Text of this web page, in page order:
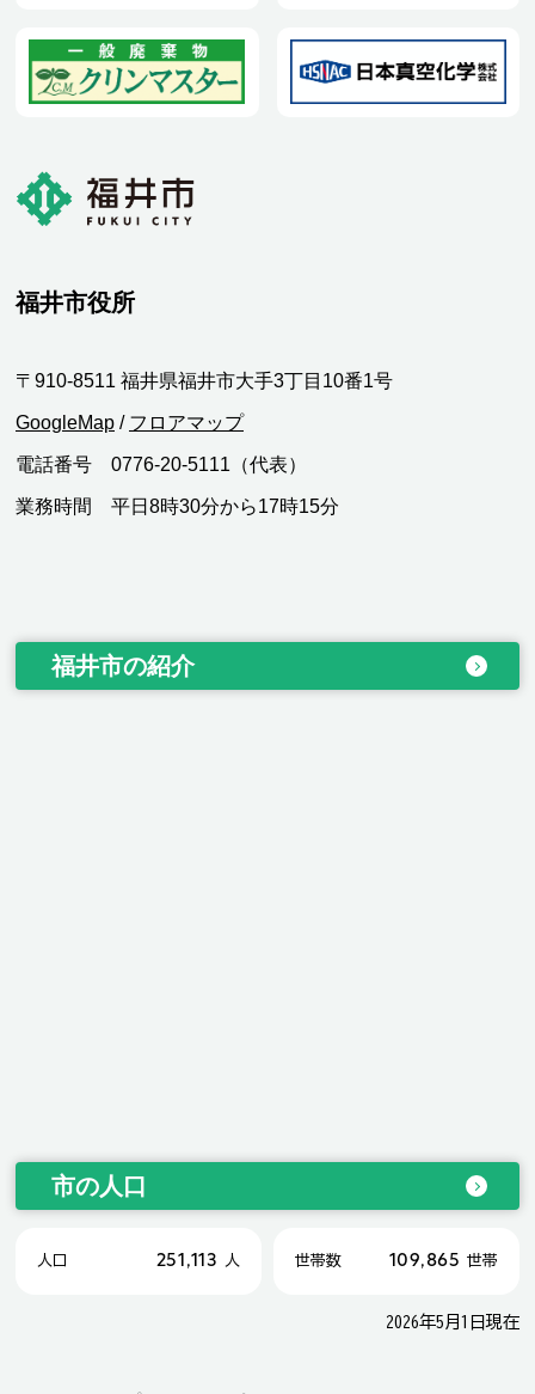
福井市役所
〒910-8511 福井県福井市大手3丁目10番1号
GoogleMap / フロアマップ
電話番号 0776-20-5111（代表）
業務時間 平日8時30分から17時15分
福井市の紹介
市の人口
人口 251,113 人 世帯数 109,865 世帯
2026年5月1日現在